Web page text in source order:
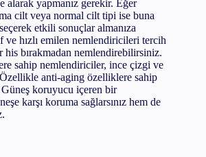
alarak yapmanız gerekir. Eğer
cilt veya normal cilt tipi ise buna
etkili sonuçlar almanıza
ve hızlı emilen nemlendiricileri tercih
bırakmadan nemlendirebilirsiniz.
sahip nemlendiriciler, ince çizgi ve
Özellikle anti-aging özelliklere sahip
koruyucu içeren bir
karşı koruma sağlarsınız hem de